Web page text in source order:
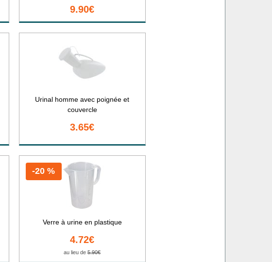
9.90€
Urinal homme avec poignée et
couvercle
3.65€
-20 %
Verre à urine en plastique
4.72€
au lieu de 5.90€